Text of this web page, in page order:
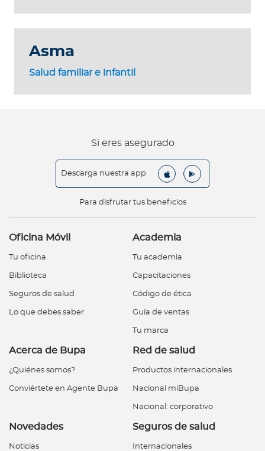
Salud familiar e infantil
Asma
Si eres asegurado
Descarga nuestra app
Para disfrutar tus beneficios
Oficina Móvil
Tu oficina
Biblioteca
Seguros de salud
Lo que debes saber
Academia
Tu academia
Capacitaciones
Código de ética
Guía de ventas
Tu marca
Acerca de Bupa
¿Quiénes somos?
Conviértete en Agente Bupa
Red de salud
Productos internacionales
Nacional miBupa
Nacional: corporativo
Novedades
Noticias
Seguros de salud
Internacionales